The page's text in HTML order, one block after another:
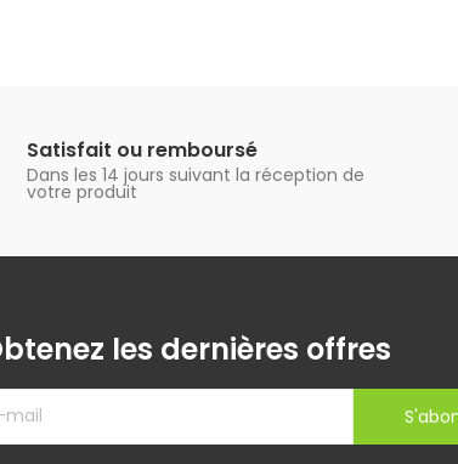
Satisfait ou remboursé
Dans les 14 jours suivant la réception de
votre produit
les dernières offres